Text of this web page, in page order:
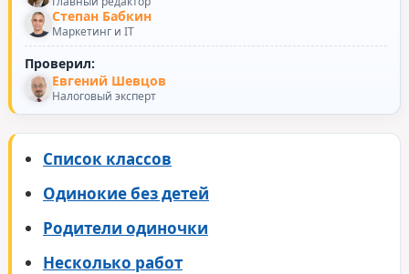
Степан Бабкин
Маркетинг и IT
Проверил:
Евгений Шевцов
Налоговый эксперт
Список классов
Одинокие без детей
Родители одиночки
Несколько работ